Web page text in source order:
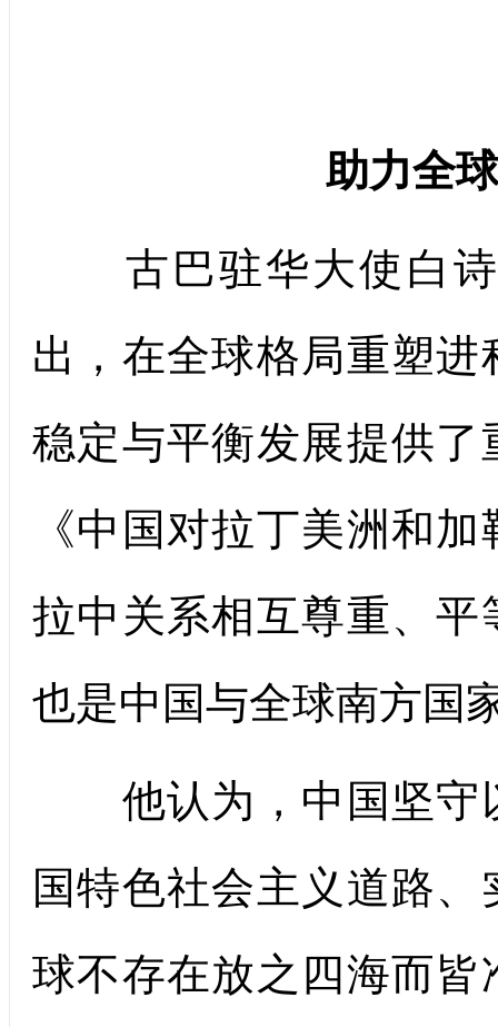
助力全
古巴驻华大使白诗
出，在全球格局重塑
稳定与平衡发展提供
《中国对拉丁美洲和
拉中关系相互尊重、
也是中国与全球南方国
他认为，中国坚守
国特色社会主义道路
球不存在放之四海而